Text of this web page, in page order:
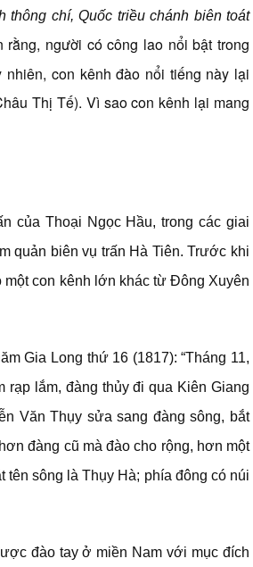
thông chí, Quốc triều chánh biên toát
rằng, người có công lao nổi bật trong
con kênh đào nổi tiếng này lại
Thị Tế). Vì sao con kênh lại mang
của Thoại Ngọc Hầu, trong các giai
quản biên vụ trấn Hà Tiên. Trước khi
một con kênh lớn khác từ Đông Xuyên
Gia Long thứ 16 (1817): “Tháng 11,
lắm, đàng thủy đi qua Kiên Giang
Văn Thụy sửa sang đàng sông, bắt
đàng cũ mà đào cho rộng, hơn một
sông là Thụy Hà; phía đông có núi
đào tay ở miền Nam với mục đích